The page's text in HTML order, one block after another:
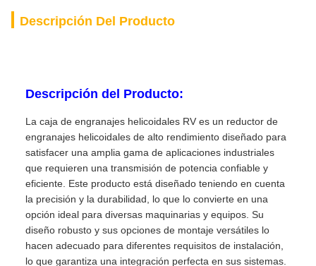
Descripción Del Producto
Descripción del Producto:
La caja de engranajes helicoidales RV es un reductor de
engranajes helicoidales de alto rendimiento diseñado para
satisfacer una amplia gama de aplicaciones industriales
que requieren una transmisión de potencia confiable y
eficiente. Este producto está diseñado teniendo en cuenta
la precisión y la durabilidad, lo que lo convierte en una
opción ideal para diversas maquinarias y equipos. Su
diseño robusto y sus opciones de montaje versátiles lo
hacen adecuado para diferentes requisitos de instalación,
lo que garantiza una integración perfecta en sus sistemas.